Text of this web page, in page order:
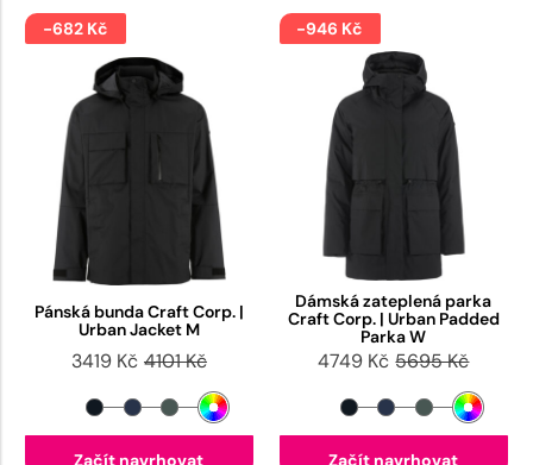
-682 Kč
Pánská bunda Craft Corp. |
Urban Jacket M
3419 Kč 4101 Kč
Začít navrhovat
-946 Kč
Dámská zateplená parka
Craft Corp. | Urban Padded
Parka W
4749 Kč 5695 Kč
Začít navrhovat